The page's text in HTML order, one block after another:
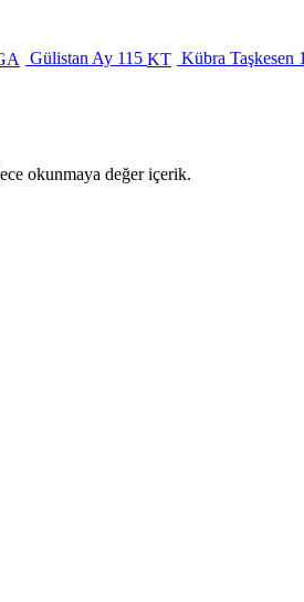
Gülistan Ay 115 KT Kübra Taşkesen
okunmaya değer içerik.